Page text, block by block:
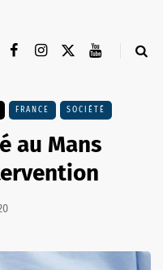
FRANCE SOCIÉTÉ
au Mans